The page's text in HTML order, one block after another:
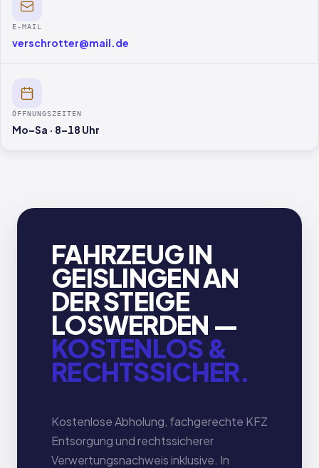
E-MAIL
verschrotter@mail.de
ÖFFNUNGSZEITEN
Mo–Sa · 8–18 Uhr
FAHRZEUG IN
GEISLINGEN AN
DER STEIGE
LOSWERDEN —
KOSTENLOS &
RECHTSSICHER.
Kostenlose Abholung, fachgerechte KFZ
Entsorgung und rechtssicherer
Verwertungsnachweis inklusive. In